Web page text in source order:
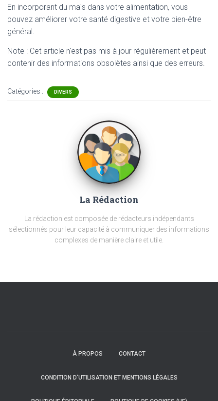
En incorporant du maïs dans votre alimentation, vous
pouvez améliorer votre santé digestive et votre bien-être
général.
Note : Cet article n'est pas mis à jour régulièrement et peut
contenir des informations obsolètes ainsi que des erreurs.
Catégories : DIVERS
La Rédaction
La rédaction est composée de rédacteurs indépendants
sélectionnés pour leur capacité à communiquer des informations
complexes de manière claire et utile.
À PROPOS CONTACT
CONDITION D’UTILISATION ET MENTIONS LÉGALES